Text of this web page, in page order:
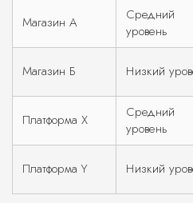
Магазин А
Средний
уровень
Магазин Б Низкий
Платформа X
Средний
уровень
Платформа Y Низкий